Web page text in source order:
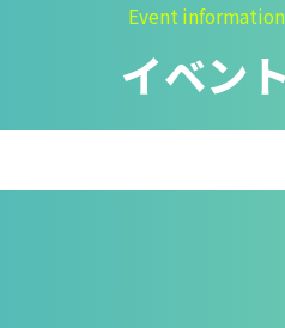
Event information
イベン